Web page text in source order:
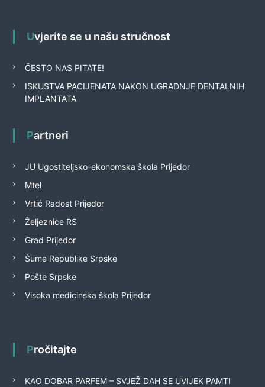
Uvjerite se u našu stručnost
ČESTO NAS PITATE!
ISKUSTVA PACIJENATA NAKON UGRADNJE DENTALNIH
IMPLANTATA
Partneri
JU Ugostiteljsko-ekonomska škola Prijedor
Mtel
Vrtić Radost Prijedor
Željeznice RS
Grad Prijedor
Šume Republike Srpske
Pošte Srpske
Visoka medicinska škola Prijedor
Pročitajte
KAO DOBAR PARFEM – SVJEŽ DAH SE UVIJEK PAMTI